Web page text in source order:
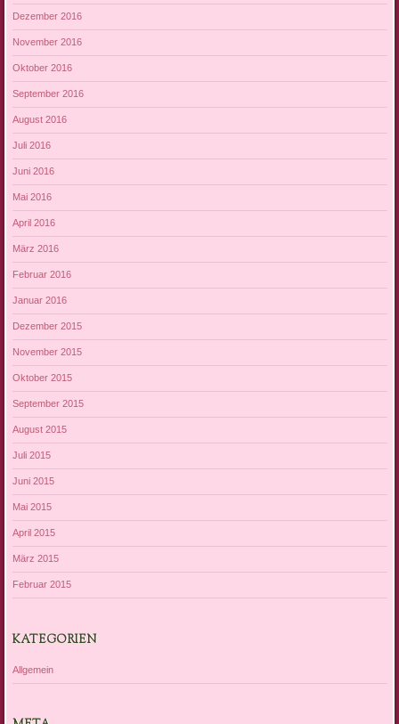
Dezember 2016
November 2016
Oktober 2016
September 2016
August 2016
Juli 2016
Juni 2016
Mai 2016
April 2016
März 2016
Februar 2016
Januar 2016
Dezember 2015
November 2015
Oktober 2015
September 2015
August 2015
Juli 2015
Juni 2015
Mai 2015
April 2015
März 2015
Februar 2015
KATEGORIEN
Allgemein